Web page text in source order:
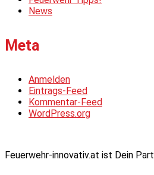
News
Meta
Anmelden
Eintrags-Feed
Kommentar-Feed
WordPress.org
Feuerwehr-innovativ.at ist Dein